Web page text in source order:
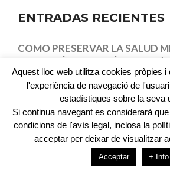
ENTRADAS RECIENTES
COMO PRESERVAR LA SALUD
SITUACIÓN DE CATÁSTROFE
VALENCIA)
Depressió a la infància
Fòbia escolar
Ciber bullying/assetjament
Aquest lloc web utilitza cookies pròpies i
l'experiència de navegació de
estadístiques sobre la seva
Si continua navegant es considerarà
condicions de l'avís legal, inclosa la
acceptar per deixar de visualitzar
Acceptar + Info